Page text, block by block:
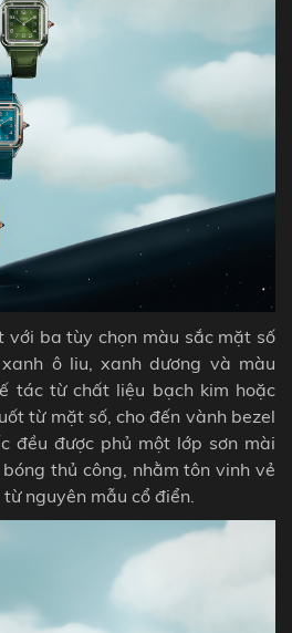
với ba tùy chọn màu sắc mặt số
ô liu, xanh dương và màu
tác từ chất liệu bạch kim hoặc
từ mặt số, cho đến vành bezel
đều được phủ một lớp sơn mài
thủ công, nhằm tôn vinh vẻ
nguyên mẫu cổ điển.